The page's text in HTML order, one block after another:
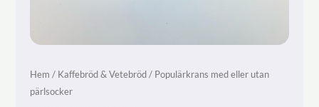
Hem / Kaffebröd & Vetebröd/ Populärkrans med eller utan
pärlsocker